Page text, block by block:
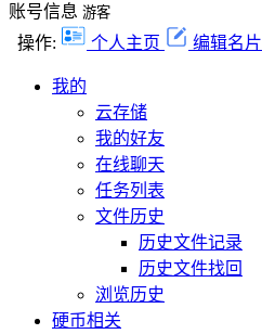
账号信息 游客
操作: 个人主页 编辑名片
我的
云存储
我的好友
在线聊天
任务列表
文件历史
历史文件记录
历史文件找回
浏览历史
硬币相关